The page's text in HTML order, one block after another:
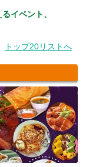
イベント、
トップ20リストへ